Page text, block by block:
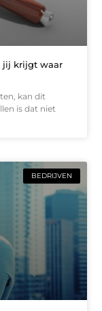
jij krijgt waar
kan dit
is dat niet
BEDRIJVEN